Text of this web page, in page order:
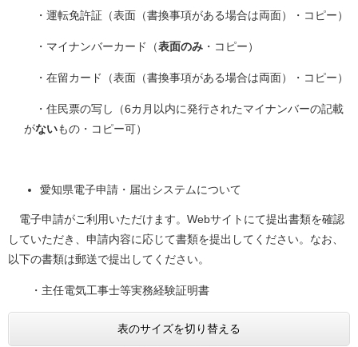
・運転免許証（表面（書換事項がある場合は両面）・コピー）
・マイナンバーカード（表面のみ ・コピー）
・在留カード（表面（書換事項がある場合は両面）・コピー）
・住民票の写し（6カ月以内に発行されたマイナンバーの記載
がないもの・コピー可）
愛知県電子申請・届出システムについて
電子申請がご利用いただけます。Webサイトにて提出書類を確認
していただき、申請内容に応じて書類を提出してください。なお、
以下の書類は郵送で提出してください。
・主任電気工事士等実務経験証明書
表のサイズを切り替える